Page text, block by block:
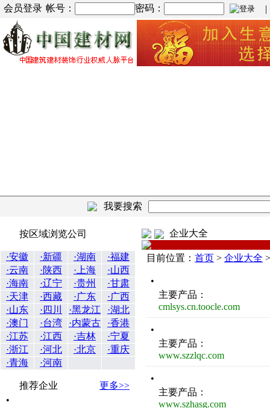
会员登录 帐号： 密码： |
我要搜索
按区域浏览公司
·安徽 ·新疆 ·湖南
·福建
·云南
·陕西 ·上海
·山西
·海南
·辽宁 ·贵州
·甘肃
·天津
·西藏 ·广东
·广西
·山东
·四川 ·黑龙江
·湖北
·澳门
·台湾 ·内蒙古
·香港
·江苏
·江西 ·吉林
·宁夏
·浙江
·河北 ·北京
·重庆
·青海
·河南
推荐企业
更多>>
•
企业大全
目前位置： 首页 > 企业大全
•
主要产品：
cmlsys.cn.toocle.com
•
主要产品：
www.szzlqc.com
•
主要产品：
www.szhasg.com